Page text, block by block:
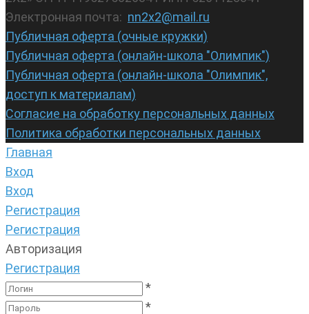
Электронная почта: nn2x2@mail.ru
Публичная оферта (очные кружки)
Публичная оферта (онлайн-школа "Олимпик")
Публичная оферта (онлайн-школа "Олимпик",
доступ к материалам)
Согласие на обработку персональных данных
Политика обработки персональных данных
Главная
Вход
Вход
Регистрация
Регистрация
Авторизация
Регистрация
*
*